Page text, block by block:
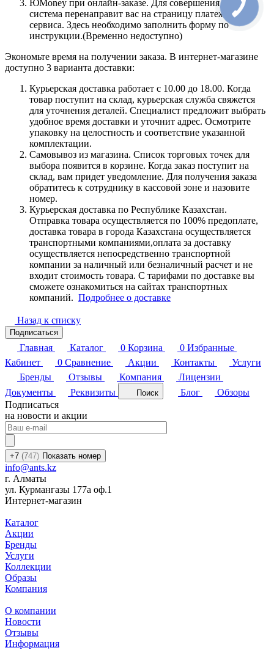
ЮMoney при онлайн-заказе. Для совершения покупки
система перенаправит вас на страницу платежного
сервиса. Здесь необходимо заполнить форму по
инструкции.(Временно недоступно)
Экономьте время на получении заказа. В интернет-магазине
доступно 3 варианта доставки:
Курьерская доставка работает с 10.00 до 18.00. Когда
товар поступит на склад, курьерская служба свяжется
для уточнения деталей. Специалист предложит выбрать
удобное время доставки и уточнит адрес. Осмотрите
упаковку на целостность и соответствие указанной
комплектации.
Самовывоз из магазина. Список торговых точек для
выбора появится в корзине. Когда заказ поступит на
склад, вам придет уведомление. Для получения заказа
обратитесь к сотруднику в кассовой зоне и назовите
номер.
Курьерская доставка по Республике Казахстан.
Отправка товара осуществляется по 100% предоплате,
доставка товара в города Казахстана осуществляется
транспортными компаниями,оплата за доставку
осуществляется непосредственно транспортной
компании за наличный или безналичный расчет и не
входит стоимость товара. С тарифами по доставке вы
сможете ознакомиться на сайтах транспортных
компаний. Подробнее о доставке
Назад к списку
Подписаться
Главная Каталог 0 Корзина 0 Избранные
Кабинет
0 Сравнение Акции Контакты
Услуги
Бренды
Отзывы Компания
Лицензии
Документы
Реквизиты Поиск Блог
Обзоры
Подписаться
на новости и акции
+7 (747) Показать номер
info@ants.kz
г. Алматы
ул. Курмангазы 177а оф.1
Интернет-магазин
Каталог
Акции
Бренды
Услуги
Коллекции
Образы
Компания
О компании
Новости
Отзывы
Информация